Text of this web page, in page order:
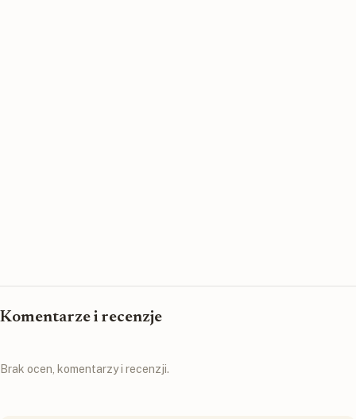
Komentarze i recenzje
Brak ocen, komentarzy i recenzji.